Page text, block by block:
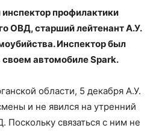
профилактики
ОВД, старший лейтенант А.У.
Инспектор был
своем автомобиле Spark.
области, 5 декабря А.У.
и не явился на утренний
Поскольку связаться с ним не